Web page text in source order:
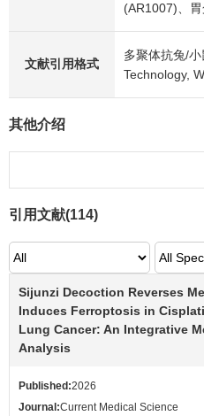
(AR1007)、胃
文献引用格式
多聚体抗兔/
Technology,
其他介绍
引用文献(114)
Sijunzi Decoction Reverses
Induces Ferroptosis in
Lung Cancer: An Integrative
Analysis
Published:2026
Journal:Current Medical Science